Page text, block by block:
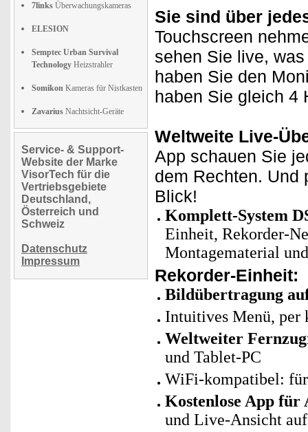
7links Überwachungskameras
ELESION
Semptec Urban Survival
Technology Heizstrahler
Somikon Kameras für Nistkasten
Zavarius Nachtsicht-Geräte
Service- & Support-
Website der Marke
VisorTech für die
Vertriebsgebiete
Deutschland,
Österreich und
Schweiz
Datenschutz
Impressum
Sie sind über
Touchscreen
sehen Sie live,
haben Sie den
haben Sie gleich 4
Weltweite Live-
App schauen Sie
dem Rechten. Und
Blick!
Komplett-System
Einheit, Rekorder-
Montagematerial
Rekorder-Einheit:
Bildübertragung
Intuitives Menü, per
Weltweiter
und Tablet-PC
WiFi-kompatibel:
Kostenlose App
und Live-Ansicht